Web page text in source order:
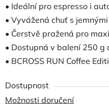
• Ideální pro espresso i
• Vyvážená chuť s
• Čerstvě pražená pro
• Dostupná v balení 250 g
• BCROSS RUN Coffee
Dostupnost
Možnosti doručení